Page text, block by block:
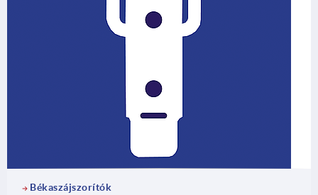
Békaszájszorítók